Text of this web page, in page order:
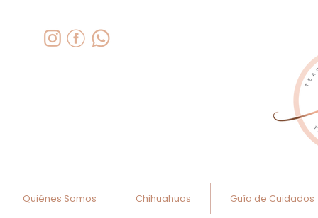
Quiénes Somos Chihuahuas Guía de Cuidados